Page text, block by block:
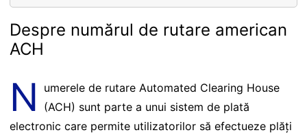
Despre numărul de rutare american
ACH
N
umerele de rutare Automated Clearing House
(ACH) sunt parte a unui sistem de plată
electronic care permite utilizatorilor să efectueze plăți